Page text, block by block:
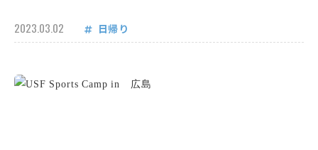
2023.03.02 日帰り